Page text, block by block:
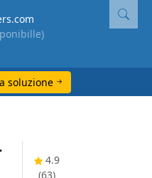
soluzione
4.9
(63)